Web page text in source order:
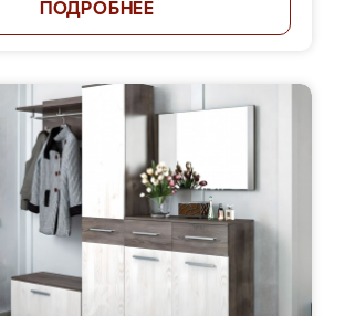
ПОДРОБНЕЕ